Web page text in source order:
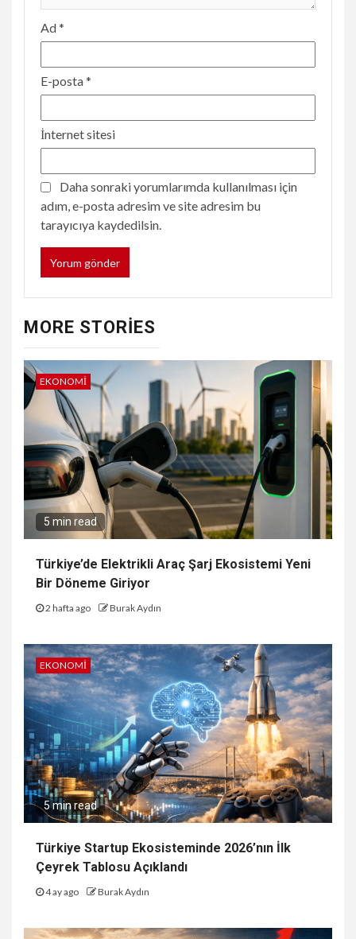
Ad*
E-posta*
İnternet sitesi
Daha sonraki yorumlarımda kullanılması için
adım, e-posta adresim ve site adresim bu
tarayıcıya kaydedilsin.
MORE STORIES
EKONOMI
5 min read
Türkiye’de Elektrikli Araç Şarj Ekosistemi Yeni
Bir Döneme Giriyor
2 hafta ago Burak Aydın
EKONOMI
5 min read
Türkiye Startup Ekosisteminde 2026’nın İlk
Çeyrek Tablosu Açıklandı
4 ay ago Burak Aydın